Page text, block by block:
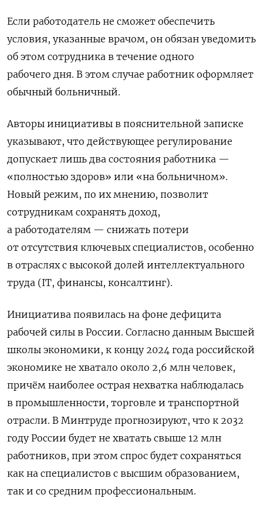
Если работодатель не сможет обеспечить
условия, указанные врачом, он обязан уведомить
об этом сотрудника в течение одного
рабочего дня. В этом случае работник оформляет
обычный больничный.
Авторы инициативы в пояснительной записке
указывают, что действующее регулирование
допускает лишь два состояния работника —
«полностью здоров» или «на больничном».
Новый режим, по их мнению, позволит
сотрудникам сохранять доход,
а работодателям — снижать потери
от отсутствия ключевых специалистов, особенно
в отраслях с высокой долей интеллектуального
труда (IT, финансы, консалтинг).
Инициатива появилась на фоне дефицита
рабочей силы в России. Согласно данным Высшей
школы экономики, к концу 2024 года российской
экономике не хватало около 2,6 млн человек,
причём наиболее острая нехватка наблюдалась
в промышленности, торговле и транспортной
отрасли. В Минтруде прогнозируют, что к 2032
году России будет не хватать свыше 12 млн
работников, при этом спрос будет сохраняться
как на специалистов с высшим образованием,
так и со средним профессиональным.